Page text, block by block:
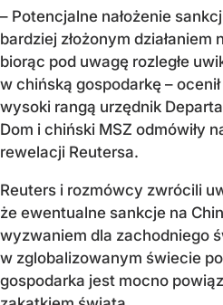
– Potencjalne nałożenie
bardziej złożonym działaniem
biorąc pod uwagę rozległe
w chińską gospodarkę –
wysoki rangą urzędnik
Dom i chiński MSZ odmówiły
rewelacji Reutersa.
Reuters i rozmówcy zwrócili
że ewentualne sankcje na
wyzwaniem dla zachodniego
w zglobalizowanym świecie
gospodarka jest mocno